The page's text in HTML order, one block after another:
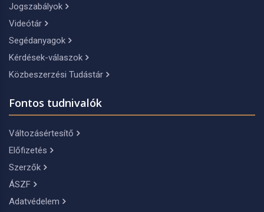
Jogszabályok
Videótár
Segédanyagok
Kérdések-válaszok
Közbeszerzési Tudástár
Fontos tudnivalók
Változásértesítő
Előfizetés
Szerzők
ÁSZF
Adatvédelem